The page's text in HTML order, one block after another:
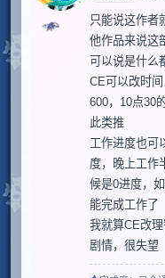
只能说这作者
他作品来说这
可以说是什么
CE可以改时
600，10点30
此类推
工作进度也可
度，晚上工作
候是0进度，
能完成工作了
我就算CE改
剧情，很失望